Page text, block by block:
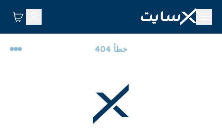
خطأ 404